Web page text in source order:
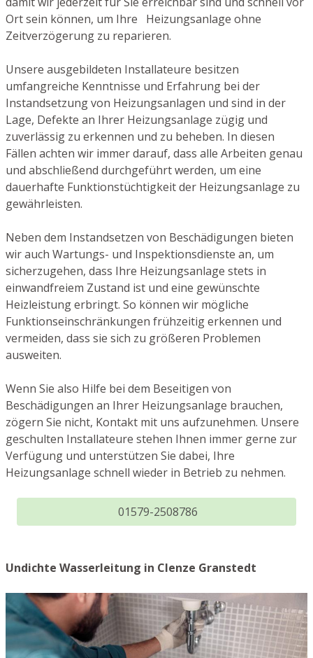
Ort sein können, um Ihre Heizungsanlage ohne
Zeitverzögerung zu reparieren.
Unsere ausgebildeten Installateure besitzen
umfangreiche Kenntnisse und Erfahrung bei der
Instandsetzung von Heizungsanlagen und sind in der
Lage, Defekte an Ihrer Heizungsanlage zügig und
zuverlässig zu erkennen und zu beheben. In diesen
Fällen achten wir immer darauf, dass alle Arbeiten genau
und abschließend durchgeführt werden, um eine
dauerhafte Funktionstüchtigkeit der Heizungsanlage zu
gewährleisten.
Neben dem Instandsetzen von Beschädigungen bieten
wir auch Wartungs- und Inspektionsdienste an, um
sicherzugehen, dass Ihre Heizungsanlage stets in
einwandfreiem Zustand ist und eine gewünschte
Heizleistung erbringt. So können wir mögliche
Funktionseinschränkungen frühzeitig erkennen und
vermeiden, dass sie sich zu größeren Problemen
ausweiten.
Wenn Sie also Hilfe bei dem Beseitigen von
Beschädigungen an Ihrer Heizungsanlage brauchen,
zögern Sie nicht, Kontakt mit uns aufzunehmen. Unsere
geschulten Installateure stehen Ihnen immer gerne zur
Verfügung und unterstützen Sie dabei, Ihre
Heizungsanlage schnell wieder in Betrieb zu nehmen.
01579-2508786
Undichte Wasserleitung in Clenze Granstedt